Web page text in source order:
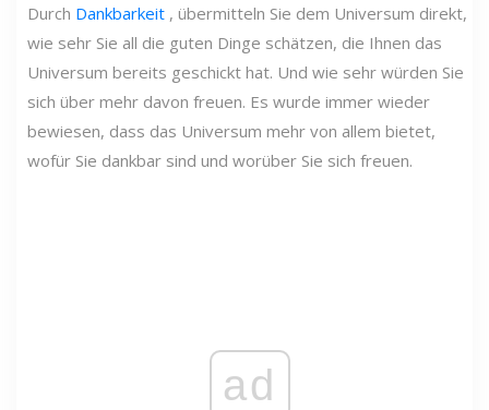
Durch Dankbarkeit , übermitteln Sie dem Universum direkt,
wie sehr Sie all die guten Dinge schätzen, die Ihnen das
Universum bereits geschickt hat. Und wie sehr würden Sie
sich über mehr davon freuen. Es wurde immer wieder
bewiesen, dass das Universum mehr von allem bietet,
wofür Sie dankbar sind und worüber Sie sich freuen.
ad